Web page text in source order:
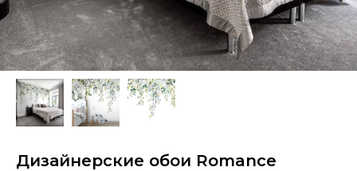
Дизайнерские обои Romance